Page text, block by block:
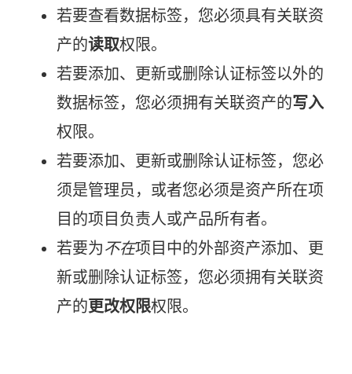
若要查看数据标签，您必须具有关联资
产的读取权限。
若要添加、更新或删除认证标签以外的
数据标签，您必须拥有关联资产的写入
权限。
若要添加、更新或删除认证标签，您必
须是管理员，或者您必须是资产所在项
目的项目负责人或产品所有者。
若要为不在项目中的外部资产添加、更
新或删除认证标签，您必须拥有关联资
产的更改权限权限。